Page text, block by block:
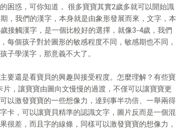
困惑，可你知道， 很多寶寶其實2歲多就可以開始識
，我們的漢字，本身就是由象形發展而來，文字，本
接觸漢字，是一個比較好的選擇，就像3-4歲，我們
每個孩子對於圖形的敏感程度不同，敏感期也不同，
子學漢字，那意義不大了。
要還是看寶貝的興趣與接受程度。怎麼理解？有些寶
，讓寶寶由圖向文慢慢的過渡，不僅可以讓寶寶更
以激發寶寶的一些想像力，達到事半功倍、一舉兩得
卡，可以讓寶貝精準的認識文字，圖片反而是一個混
很差，而且字的線條，同樣可以激發寶寶的想像力，